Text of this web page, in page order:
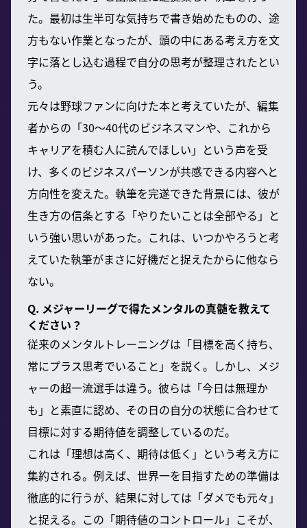
た。最初は生半可な気持ちで書き始めたものの、途
方もない作業となったが、頭の中にある考え方を文
字に落とし込む過程で自分の思考が整理されたとい
う。
元々は野球ファンに向けた本と考えていたが、編集
者からの「30〜40代のビジネスマンや、これから
キャリアを積む人に読んでほしい」という声を受
け、多くのビジネスパーソンが共感できる内容へと
方向性を変えた。執筆を完遂できた背景には、彼が
生き方の信条とする「やりたいことは全部やる」と
いう強い思いがあった。これは、いつかやろうと考
えていた執筆がまさに好機だと捉えたからに他なら
ない。
Q. メジャーリーグで得たメンタルの真髄を教えて
ください？
従来のメンタルトレーニングは「目標を高く持ち、
常にプラス思考でいること」を説く。しかし、メジ
ャーの超一流選手は違う。彼らは「今日は無理か
も」と素直に認め、その日の自分の状態に合わせて
目標に対する期待値を調整しているのだ。
これは「理想は高く、期待は低く」という考え方に
集約される。例えば、世界一を目指すための準備は
徹底的に行うが、結果に対しては「ダメでも元々」
と捉える。この「期待値のコントロール」こそが、